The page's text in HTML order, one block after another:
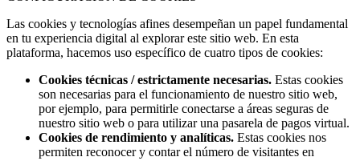
Las cookies y tecnologías afines desempeñan un papel fundamental
en tu experiencia digital al explorar este sitio web. En esta
plataforma, hacemos uso específico de cuatro tipos de cookies:
Cookies técnicas / estrictamente necesarias. Estas cookies
son necesarias para el funcionamiento de nuestro sitio web,
por ejemplo, para permitirle conectarse a áreas seguras de
nuestro sitio web o para utilizar una pasarela de pagos virtual.
Cookies de rendimiento y analíticas. Estas cookies nos
permiten reconocer y contar el número de visitantes en